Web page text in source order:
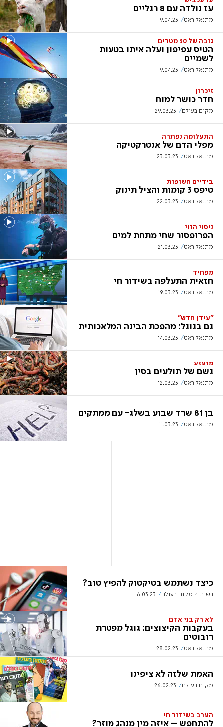
עז נולדה עם 8 רגליים
מתנאל ראט 9.04.23
גובה של 30 מטרים
הטיס עפיפון ועלה איתו בטעות
לשמיים
מתנאל ראט 9.04.23
זיכרון
חדר כושר למוח
מקום בעולם 29.03.23
התעלומה נפתרה
מפלי הדם של אנטרקטיקה
מתנאל ראט 23.03.23
בידיים חשופות
טיפס 3 קומות והציל תינוק
מתנאל ראט 22.03.23
ניסוי הזוי
הפרופסור שחי מתחת למים
מתנאל ראט 21.03.23
מפחיד
חזאית התעלפה בשידור חי
מתנאל ראט 19.03.23
"עידן חדש"
גם בגוגל: מהפכת הבינה המלאכותית
מתנאל ראט 14.03.23
מזעזע
גשם של תולעים בסין
מתנאל ראט 12.03.23
בן 81 שרד שבוע בשלג- עם ממתקים
מתנאל ראט 11.03.23
כיצד נשתמש בטיקטוק להפיץ טוב?
בשיתוף מקום בעולם 6.03.23
לא רק בני אדם
בעקבות הקיצוצים: גוגל מפטרת
רובוטים
מתנאל ראט 28.02.23
האמת שלזה לא ציפינו
מקום בעולם 26.02.23
הערב בשידור חי
להתחפש – איזה מין מנהג מוזר?